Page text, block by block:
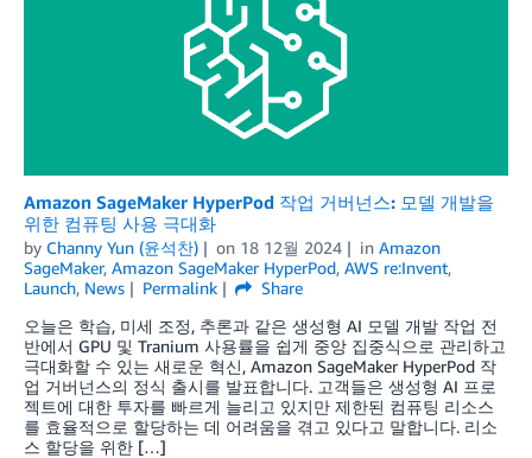
Amazon SageMaker HyperPod 작업 거버넌스: 모델 개발을
위한 컴퓨팅 사용 극대화
by Channy Yun (윤석찬) on 18 12월 2024 in Amazon
SageMaker, Amazon SageMaker HyperPod, AWS re:Invent,
Launch, News Permalink
Share
오늘은 학습, 미세 조정, 추론과 같은 생성형 AI 모델 개발 작업 전
반에서 GPU 및 Tranium 사용률을 쉽게 중앙 집중식으로 관리하고
극대화할 수 있는 새로운 혁신, Amazon SageMaker HyperPod 작
업 거버넌스의 정식 출시를 발표합니다. 고객들은 생성형 AI 프로
젝트에 대한 투자를 빠르게 늘리고 있지만 제한된 컴퓨팅 리소스
를 효율적으로 할당하는 데 어려움을 겪고 있다고 말합니다. 리소
스 할당을 위한 […]